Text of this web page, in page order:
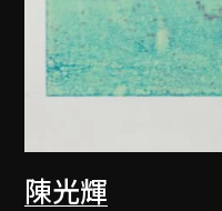
陳光輝